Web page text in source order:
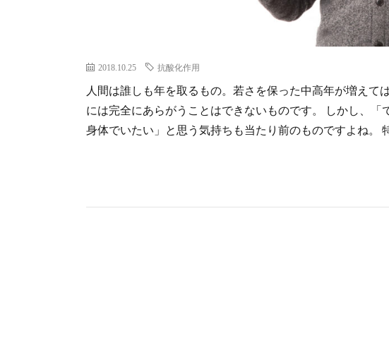
2018.10.25 抗酸化作用
人間は誰しも年を取るもの。若さを保った中高年が増えて
には完全にあらがうことはできないものです。 しかし、「
身体でいたい」と思う気持ちも当たり前のものですよね。